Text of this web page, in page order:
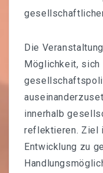
Die
Möglichkeit,
innerhalb
reflektieren. Ziel
Entwicklung zu